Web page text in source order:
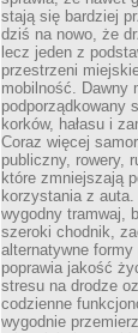
stają się bardziej
dziś na nowo, że
lecz jeden z
przestrzeni
mobilność. Dawny
podporządkowany
korków, hałasu i
Coraz więcej
publiczny, rowery,
które zmniejszają
korzystania z
wygodny tramwaj,
szeroki chodnik,
alternatywne
poprawia jakość
stresu na drodze
codzienne
wygodnie